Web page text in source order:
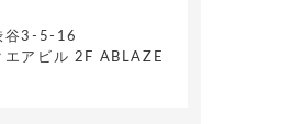
谷3-5-16
エアビル 2F ABLAZE